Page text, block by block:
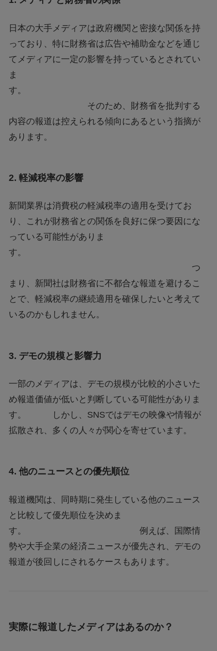
日本の大手メディアは政府機関と密接な関係を持
っており、特に財務省は広告や補助金などを通じ
てメディアに一定の影響を持っているとされてい
ま
す。
そのため、財務省を批判する
内容の報道は控えられる傾向にあるという指摘が
あります。
2. 軽減税率の影響
新聞業界は消費税の軽減税率の適用を受けてお
り、これが財務省との関係を良好に保つ要因にな
っている可能性がありま
す。
つ
まり、新聞社は財務省に不都合な報道を避けるこ
とで、軽減税率の継続適用を確保したいと考えて
いるのかもしれません。
3. デモの規模と影響力
一部のメディアは、デモの規模が比較的小さいた
め報道価値が低いと判断している可能性がありま
す。 しかし、SNSではデモの映像や情報が
拡散され、多くの人々が関心を寄せています。
4. 他のニュースとの優先順位
報道機関は、同時期に発生している他のニュース
と比較して優先順位を決めま
す。 例えば、国際情
勢や大手企業の経済ニュースが優先され、デモの
報道が後回しにされるケースもあります。
実際に報道したメディアはあるのか？